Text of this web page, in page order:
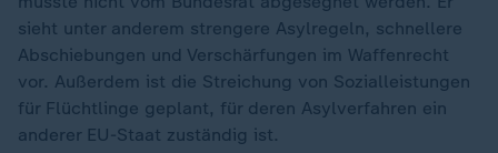
sieht unter anderem strengere Asylregeln, schnellere
Abschiebungen und Verschärfungen im Waffenrecht
vor. Außerdem ist die Streichung von Sozialleistungen
für Flüchtlinge geplant, für deren Asylverfahren ein
anderer EU-Staat zuständig ist.